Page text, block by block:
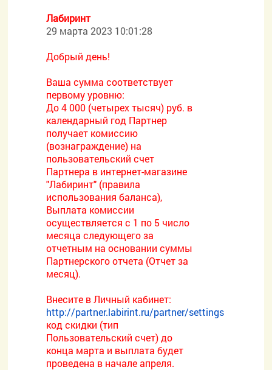
Лабиринт
29 марта 2023 10:01:28
Добрый день!
Ваша сумма соответствует
первому уровню:
До 4 000 (четырех тысяч) руб. в
календарный год Партнер
получает комиссию
(вознаграждение) на
пользовательский счет
Партнера в интернет-магазине
"Лабиринт" (правила
использования баланса),
Выплата комиссии
осуществляется с 1 по 5 число
месяца следующего за
отчетным на основании суммы
Партнерского отчета (Отчет за
месяц).
Внесите в Личный кабинет:
http://partner.labirint.ru/partner/settings
код скидки (тип
Пользовательский счет) до
конца марта и выплата будет
проведена в начале апреля.